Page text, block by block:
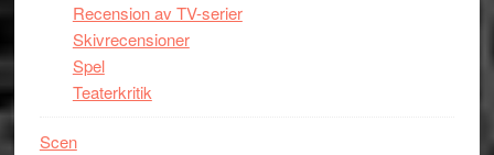
Recension av TV-serier
Skivrecensioner
Spel
Teaterkritik
Scen